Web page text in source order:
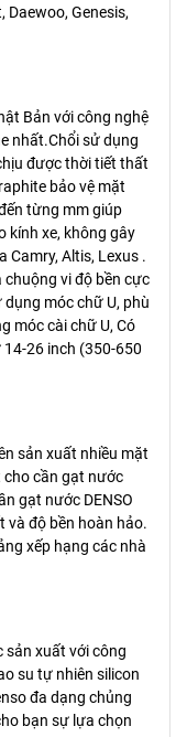
Daewoo, Genesis,
Bản với công nghệ
nhất.Chổi sử dụng
được thời tiết thất
bảo vệ mặt
từng mm giúp
kính xe, không gây
Camry, Altis, Lexus .
vi độ bền cực
móc chữ U, phù
móc cài chữ U, Có
26 inch (350-650
sản xuất nhiều mặt
cho cần gạt nước
gạt nước DENSO
và độ bền hoàn hảo.
xếp hạng các nhà
sản xuất với công
su tự nhiên silicon
đa dạng chủng
bạn sự lựa chọn